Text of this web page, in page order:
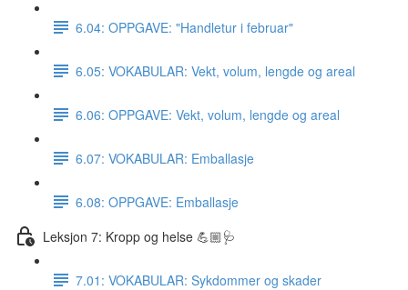
6.04: OPPGAVE: "Handletur i februar"
6.05: VOKABULAR: Vekt, volum, lengde og areal
6.06: OPPGAVE: Vekt, volum, lengde og areal
6.07: VOKABULAR: Emballasje
6.08: OPPGAVE: Emballasje
Leksjon 7: Kropp og helse 💪🏼🩺
7.01: VOKABULAR: Sykdommer og skader